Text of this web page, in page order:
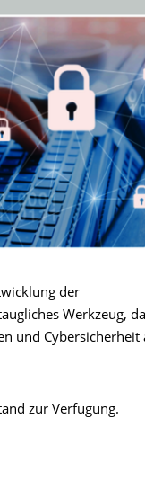
der
Werkzeug,
und Cybersicherheit
zur Verfügung.